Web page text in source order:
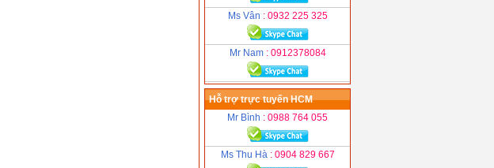
Ms Vân : 0932 225 325
Mr Nam : 0912378084
Hỗ trợ trực tuyến HCM
Mr Bình : 0988 764 055
Ms Thu Hà : 0904 829 667